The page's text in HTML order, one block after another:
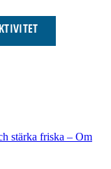
stärka friska – Om